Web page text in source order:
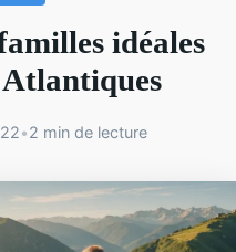
idéales
Atlantiques
•2 min de lecture